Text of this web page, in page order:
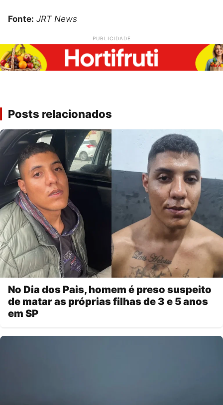
Fonte: JRT News
PUBLICIDADE
Posts relacionados
No Dia dos Pais, homem é preso suspeito
de matar as próprias filhas de 3 e 5 anos
em SP